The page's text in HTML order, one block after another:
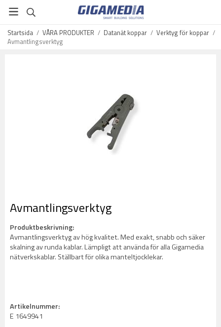
Startsida / VÅRA PRODUKTER / Datanät koppar / Verktyg för koppar /
Avmantlingsverktyg
Avmantlingsverktyg
Produktbeskrivning:
Avmantlingsverktyg av hög kvalitet. Med exakt, snabb och säker
skalning av runda kablar. Lämpligt att använda för alla Gigamedia
nätverkskablar. Ställbart för olika manteltjocklekar.
Artikelnummer:
E 1649941